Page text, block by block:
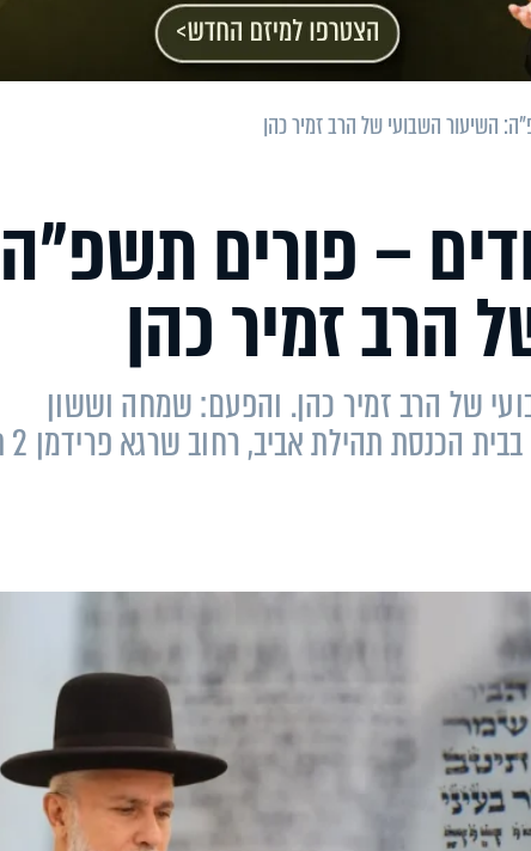
השיעור השבועי של הרב זמיר כהן
– פורים
הרב זמיר כהן
20:30: שיעורו השבועי של הרב זמיר כהן. והפעם: שמחה וששון